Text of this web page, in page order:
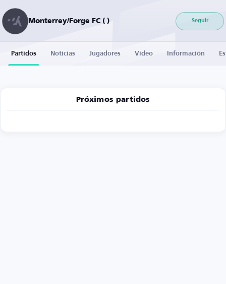
Monterrey/Forge FC ( ) Seguir
Partidos Noticias Jugadores Vídeo Información
Próximos partidos